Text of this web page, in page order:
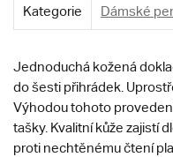
Kategorie Dámské
Jednoduchá kožená
do šesti přihrádek.
Výhodou tohoto
tašky. Kvalitní kůže zajistí
proti nechtěnému čtení